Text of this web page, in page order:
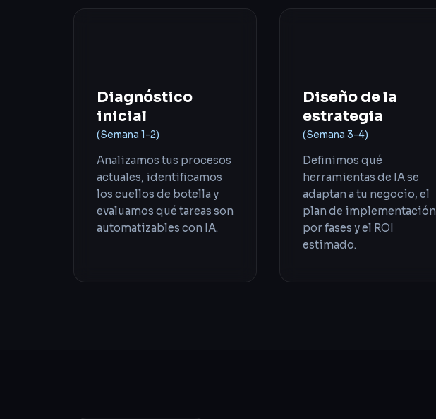
Diagnóstico
inicial
(Semana 1-2)
Analizamos tus procesos
actuales, identificamos
los cuellos de botella y
evaluamos qué tareas son
automatizables con IA.
Diseño de la
estrategia
(Semana 3-4)
Definimos qué
herramientas de IA se
adaptan a tu negocio, el
plan de implementación
por fases y el ROI
estimado.